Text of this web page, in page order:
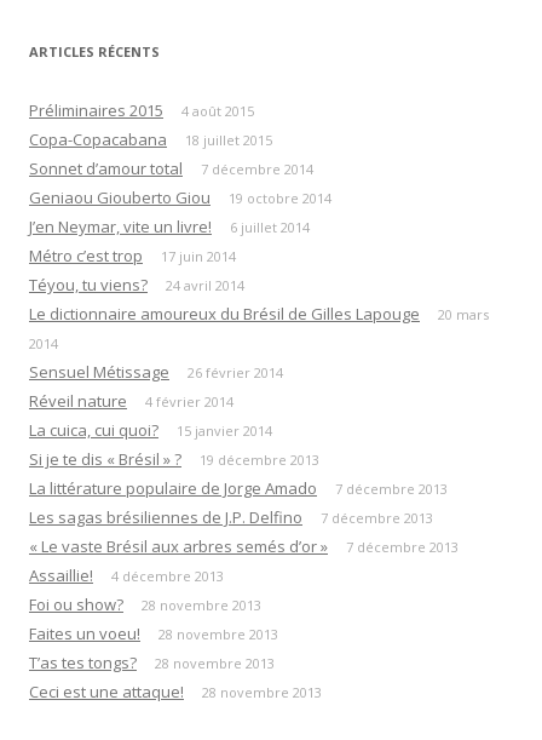
ARTICLES RÉCENTS
Préliminaires 2015 4 août 2015
Copa-Copacabana 18 juillet 2015
Sonnet d’amour total 7 décembre 2014
Geniaou Giouberto Giou 19 octobre 2014
J’en Neymar, vite un livre! 6 juillet 2014
Métro c’est trop 17 juin 2014
Téyou, tu viens? 24 avril 2014
Le dictionnaire amoureux du Brésil de Gilles Lapouge
20 mars
2014
Sensuel Métissage 26 février 2014
Réveil nature 4 février 2014
La cuica, cui quoi? 15 janvier 2014
Si je te dis « Brésil » ? 19 décembre 2013
La littérature populaire de Jorge Amado 7 décembre 2013
Les sagas brésiliennes de J.P. Delfino 7 décembre 2013
« Le vaste Brésil aux arbres semés d’or » 7 décembre 2013
Assaillie! 4 décembre 2013
Foi ou show? 28 novembre 2013
Faites un voeu! 28 novembre 2013
T’as tes tongs? 28 novembre 2013
Ceci est une attaque! 28 novembre 2013